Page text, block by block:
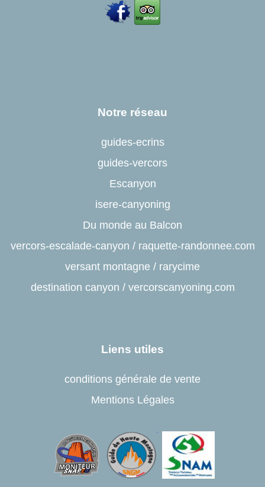
Notre réseau
guides-ecrins
guides-vercors
Escanyon
isere-canyoning
Du monde au Balcon
vercors-escalade-canyon / raquette-randonnee.com
versant montagne / rarycime
destination canyon / vercorscanyoning.com
Liens utiles
conditions générale de vente
Mentions Légales